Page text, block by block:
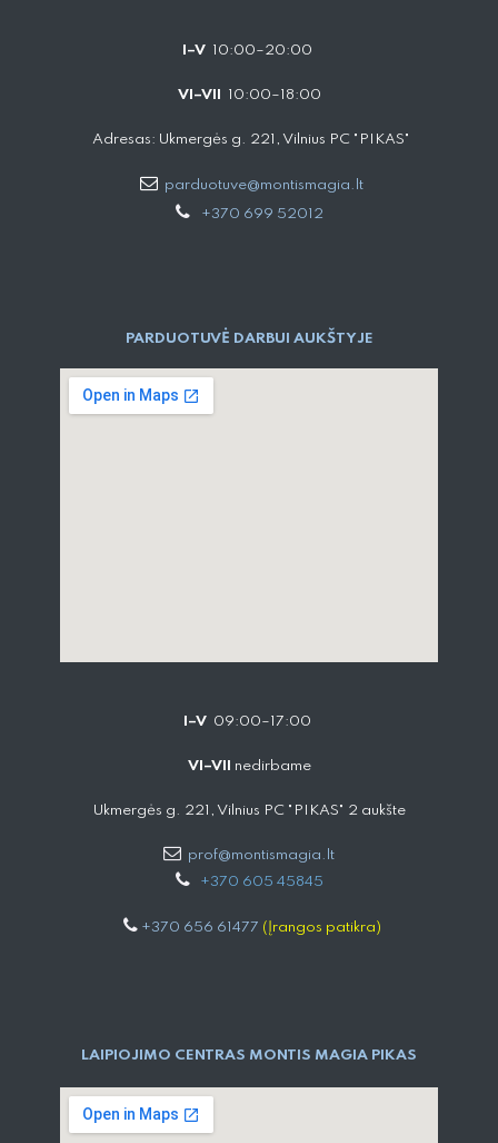
I–V 10:00–20:00
VI–VII 10:00–18:00
Adresas: Ukmergės g. 221, Vilnius PC "PIKAS"
parduotuve@montismagia.lt
+370 699 52012
PARDUOTUVĖ DARBUI AUKŠTYJE
I–V 09:00–17:00
VI–VII nedirbame
Ukmergės g. 221, Vilnius PC "PIKAS" 2 aukšte
prof@montismagia.lt
+370 605 4584​5
+370 656 61477 (Įrangos patikra)
LAIPIOJIMO CENTRAS MONTIS MAGIA PIKAS